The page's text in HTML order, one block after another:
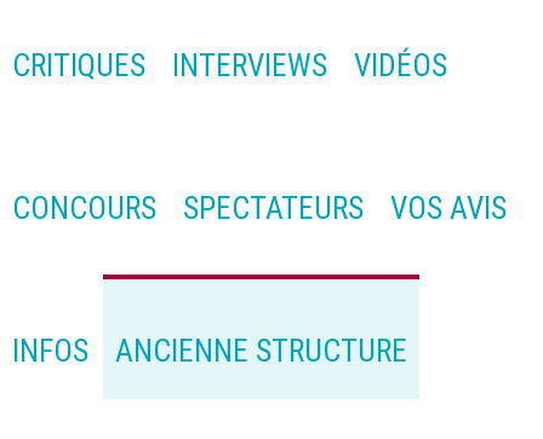
CRITIQUES INTERVIEWS VIDÉOS
CONCOURS SPECTATEURS VOS AVIS
INFOS ANCIENNE STRUCTURE